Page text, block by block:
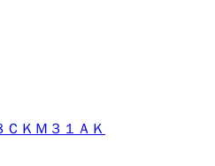
ＣＫＭ３１ＡＫ